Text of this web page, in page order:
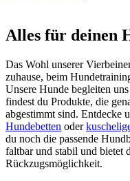
Alles für deinen
Das Wohl unserer
zuhause, beim
Unsere Hunde begleiten
findest du Produkte, die
abgestimmt sind. Entdecke
Hundebetten oder
du noch die passende
faltbar und stabil und bietet
Rückzugsmöglichkeit.